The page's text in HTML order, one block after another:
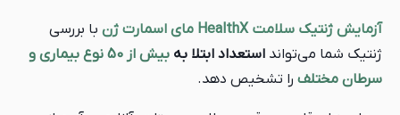
آزمایش ژنتیک سلامت HealthX مای اسمارت ژن
با بررسی
ژنتیک شما می‌تواند استعداد ابتلا به
بیش از 50 نوع بیماری و
سرطان مختلف را تشخیص دهد.